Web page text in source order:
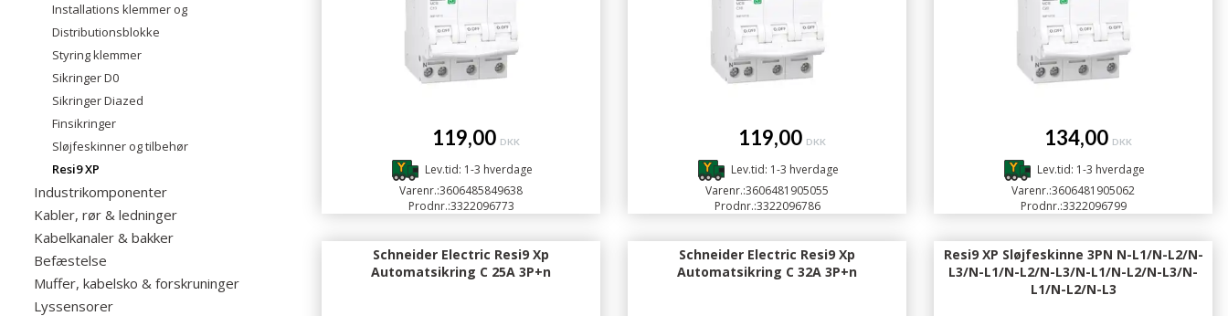
Installations klemmer og
Distributionsblokke
Styring klemmer
Sikringer D0
Sikringer Diazed
Finsikringer
Sløjfeskinner og tilbehør
Resi9 XP
Industrikomponenter
Kabler, rør & ledninger
Kabelkanaler & bakker
Befæstelse
Muffer, kabelsko & forskruninger
Lyssensorer
119,00 DKK
Lev.tid: 1-3 hverdage
Varenr.:3606485849638
Prodnr.:3322096773
119,00 DKK
Lev.tid: 1-3 hverdage
Varenr.:3606481905055
Prodnr.:3322096786
134,00 DKK
Lev.tid: 1-3 hverdage
Varenr.:3606481905062
Prodnr.:3322096799
Schneider Electric Resi9 Xp
Automatsikring C 25A 3P+n
Schneider Electric Resi9 Xp
Automatsikring C 32A 3P+n
Resi9 XP Sløjfeskinne 3PN N-L1/N-L2/N-
L3/N-L1/N-L2/N-L3/N-L1/N-L2/N-L3/N-
L1/N-L2/N-L3